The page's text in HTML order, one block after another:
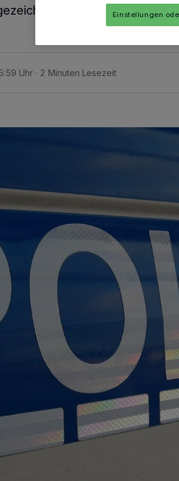
Uhr 2 Minuten Lesezeit
Einstellungen